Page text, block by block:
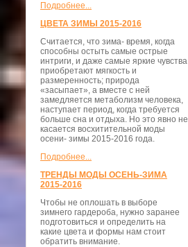
Подробнее...
ЦВЕТА ЗИМЫ 2015-2016
Считается, что зима- время, когда
способны остыть самые острые
интриги, и даже самые яркие чувства
приобретают мягкость и
размеренность; природа
«засыпает», а вместе с ней
замедляется метаболизм человека,
наступает период, когда требуется
больше сна и отдыха. Но это явно не
касается восхитительной моды
осени- зимы 2015-2016 года.
Подробнее...
ТРЕНДЫ МОДЫ ОСЕНЬ-ЗИМА
2015-2016
Чтобы не оплошать в выборе
зимнего гардероба, нужно заранее
подготовиться и определить на
какие цвета и формы нам стоит
обратить внимание.